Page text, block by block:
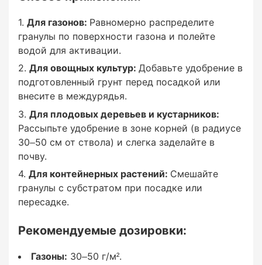
Для овощных культур:
Добавьте удобрение в подготовленный грунт
перед посадкой или внесите в междурядья.
Рассыпьте удобрение в зоне корней (в радиусе
30–50 см от ствола) и слегка заделайте в
почву.
Для контейнерных растений:
или пересадке.
Для газонов: Равномерно распределите
гранулы по поверхности газона и полейте
водой для активации.
Для овощных культур: Добавьте удобрение в
подготовленный грунт перед посадкой или
внесите в междурядья.
Для плодовых деревьев и кустарников:
Рассыпьте удобрение в зоне корней (в радиусе
30–50 см от ствола) и слегка заделайте в
почву.
Для контейнерных растений: Смешайте
гранулы с субстратом при посадке или
пересадке.
Рекомендуемые дозировки:
Газоны: 30–50 г/м².